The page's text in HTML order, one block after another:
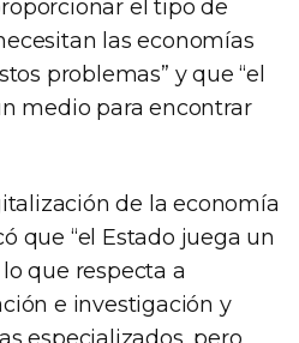
el tipo de
las economías
problemas” y que “el
medio para encontrar
de la economía
que “el Estado juega un
que respecta a
e investigación y